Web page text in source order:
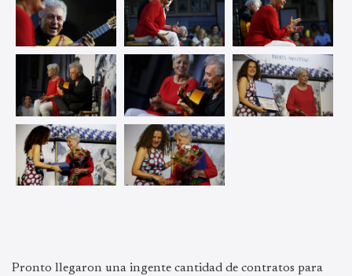
Pronto llegaron una ingente cantidad de contratos para